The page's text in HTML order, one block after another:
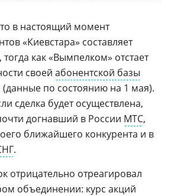
в настоящий момент
«Киевстара» составляет
как «Вымпелком» отстает
своей абонентской базы
по состоянию на 1 мая).
сделка будет осуществлена,
догнавший в России МТС,
ближайшего конкурента и в
.
отрицательно отреагировал
объединении: курс акций